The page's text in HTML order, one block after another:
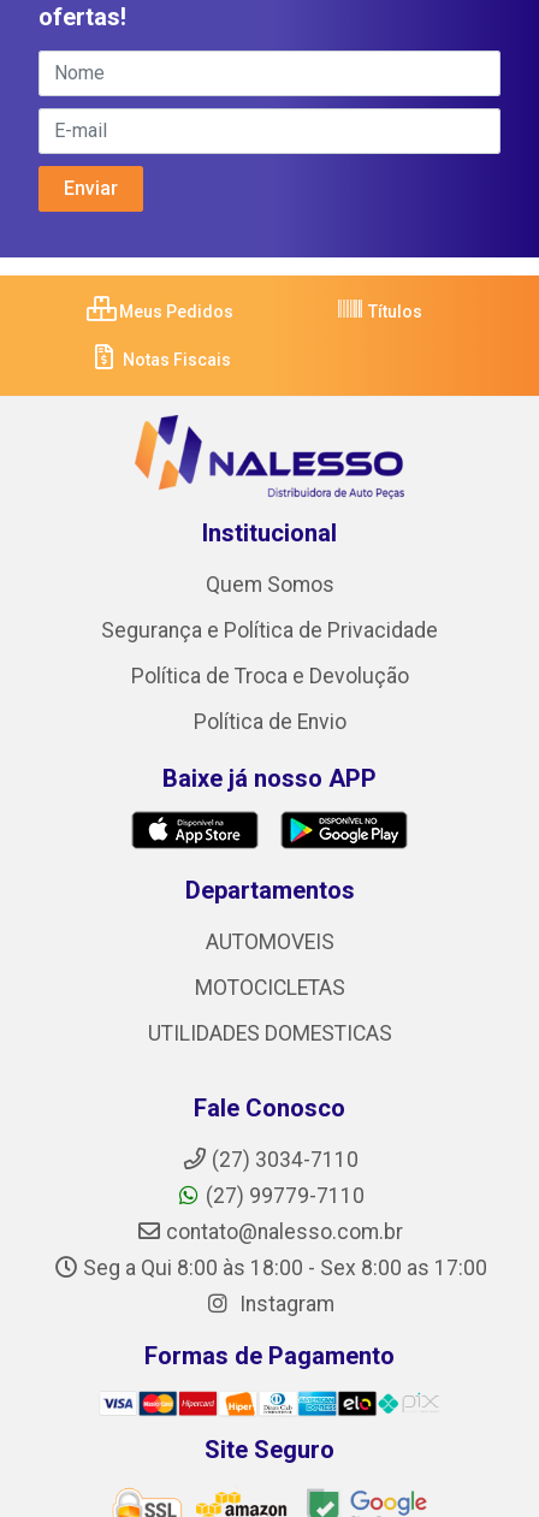
ofertas!
Meus Pedidos Títulos
Notas Fiscais
Institucional
Quem Somos
Segurança e Política de Privacidade
Política de Troca e Devolução
Política de Envio
Baixe já nosso APP
Departamentos
AUTOMOVEIS
MOTOCICLETAS
UTILIDADES DOMESTICAS
Fale Conosco
(27) 3034-7110
(27) 99779-7110
contato@nalesso.com.br
Seg a Qui 8:00 às 18:00 - Sex 8:00 as 17:00
Instagram
Formas de Pagamento
Site Seguro